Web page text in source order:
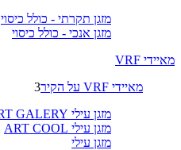
מזגן תקרתי - כולל כיסוי
מזגן אנכי - כולל כיסוי
מאיידי VRF
מאיידי VRF על הקיר
3
מזגן עילי ART GALERY
מזגן עילי ART COOL
מזגן עילי